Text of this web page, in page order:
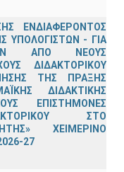
ΕΝΔΙΑΦΕΡΟΝΤΟΣ
ΥΠΟΛΟΓΙΣΤΩΝ - ΓΙΑ
ΑΠΟ ΝΕΟΥΣ
ΔΙΔΑΚΤΟΡΙΚΟΥ
ΤΗΣ ΠΡΑΞΗΣ
ΔΙΔΑΚΤΙΚΗΣ
ΕΠΙΣΤΗΜΟΝΕΣ
ΣΤΟ
ΧΕΙΜΕΡΙΝΟ
27